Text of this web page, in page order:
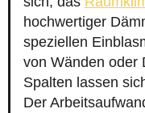
hochwertiger
speziellen
von Wänden oder
Spalten lassen
Der